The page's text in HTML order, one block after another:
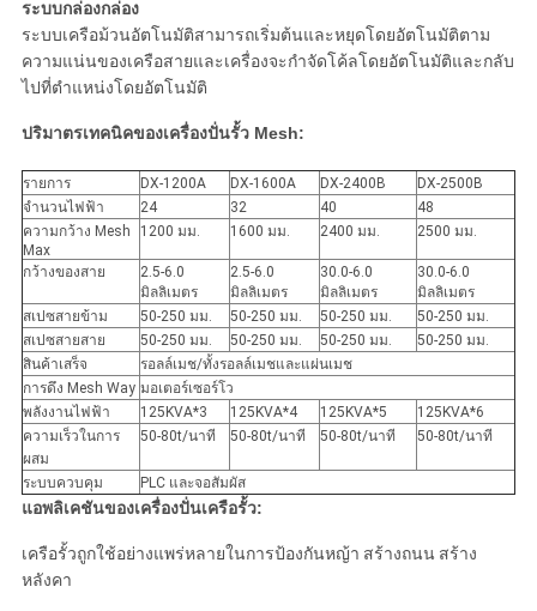
ระบบกล่องกล่อง
ระบบเครือม้วนอัตโนมัติสามารถเริ่มต้นและหยุดโดยอัตโนมัติตาม
ความแน่นของเครือสายและเครื่องจะกําจัดโค้ลโดยอัตโนมัติและกลับ
ไปที่ตําแหน่งโดยอัตโนมัติ
ปริมาตรเทคนิคของเครื่องปั่นรั้ว Mesh:
รายการ DX-1200A DX-1600A DX-2400B
DX-2500B
จํานวนไฟฟ้า
24 32 40
48
ความกว้าง Mesh
Max
1200 มม. 1600 มม. 2400 มม. 2500 มม.
กว้างของสาย
2.5-6.0
มิลลิเมตร
2.5-6.0
มิลลิเมตร
30.0-6.0
มิลลิเมตร
30.0-6.0
มิลลิเมตร
สเปซสายข้าม
50-250 มม. 50-250 มม. 50-250 มม.
50-250 มม.
สเปซสายสาย
50-250 มม. 50-250 มม. 50-250 มม.
50-250 มม.
สินค้าเสร็จ
รอลล์เมช/ทั้งรอลล์เมชและแผ่นเมช
การดึง Mesh Way มอเตอร์เซอร์โว
พลังงานไฟฟ้า
125KVA*3 125KVA*4 125KVA*5
125KVA*6
ความเร็วในการ
ผสม
50-80t/นาที 50-80t/นาที 50-80t/นาที 50-80t/นาที
ระบบควบคุม PLC และจอสัมผัส
แอพลิเคชันของเครื่องปั่นเครือรั้ว:
เครือรั้วถูกใช้อย่างแพร่หลายในการป้องกันหญ้า สร้างถนน สร้าง
หลังคา